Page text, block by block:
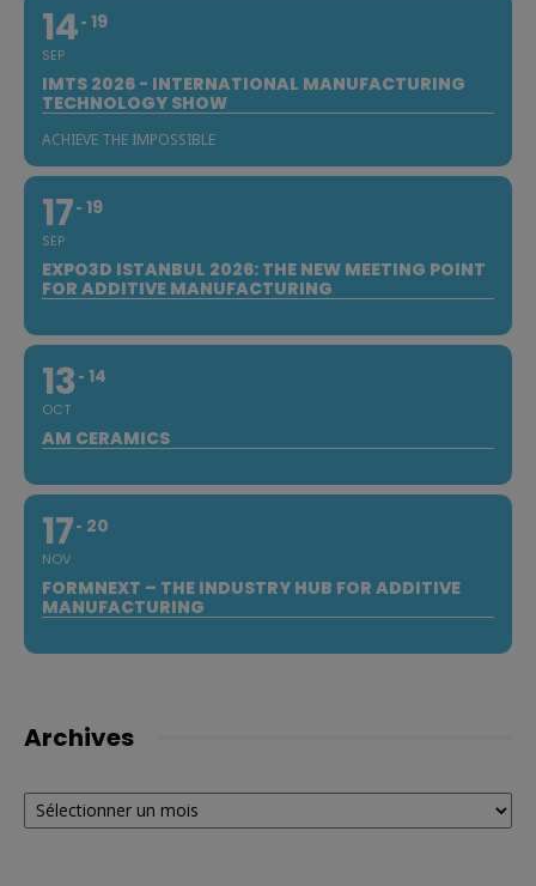
14
SEP
19
IMTS 2026 - INTERNATIONAL MANUFACTURING
TECHNOLOGY SHOW
ACHIEVE THE IMPOSSIBLE
17
SEP
19
EXPO3D ISTANBUL 2026: THE NEW MEETING POINT
FOR ADDITIVE MANUFACTURING
13
OCT
14
AM CERAMICS
17
NOV
20
FORMNEXT – THE INDUSTRY HUB FOR ADDITIVE
MANUFACTURING
Archives
Archives